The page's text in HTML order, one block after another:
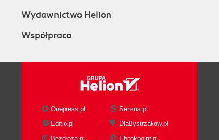
Wydawnictwo Helion
Współpraca
Onepress.pl
Sensus.pl
Editio.pl
DlaBystrzakow.pl
Bezdroza.pl
Ebookpoint.pl